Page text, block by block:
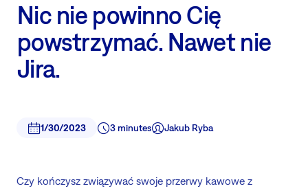
Nic nie powinno Cię
powstrzymać. Nawet nie
Jira.
1/30/2023 3 minutes Jakub Ryba
Czy kończysz związywać swoje przerwy kawowe z